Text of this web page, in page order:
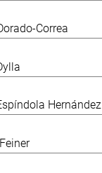
Correa
Hernández